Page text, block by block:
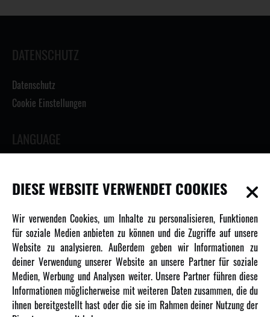
DATENSCHUTZ
Datenschutz
Cookie Einstellungen
LANGUAGE
INFORMATIONEN
Newsletter
Über uns
Karriere
Amewi Kataloge
DIESE WEBSITE VERWENDET COOKIES
Wir verwenden Cookies, um Inhalte zu personalisieren, Funktionen
für soziale Medien anbieten zu können und die Zugriffe auf unsere
Website zu analysieren. Außerdem geben wir Informationen zu
deiner Verwendung unserer Website an unsere Partner für soziale
Medien, Werbung und Analysen weiter. Unsere Partner führen diese
Informationen möglicherweise mit weiteren Daten zusammen, die du
ihnen bereitgestellt hast oder die sie im Rahmen deiner Nutzung der